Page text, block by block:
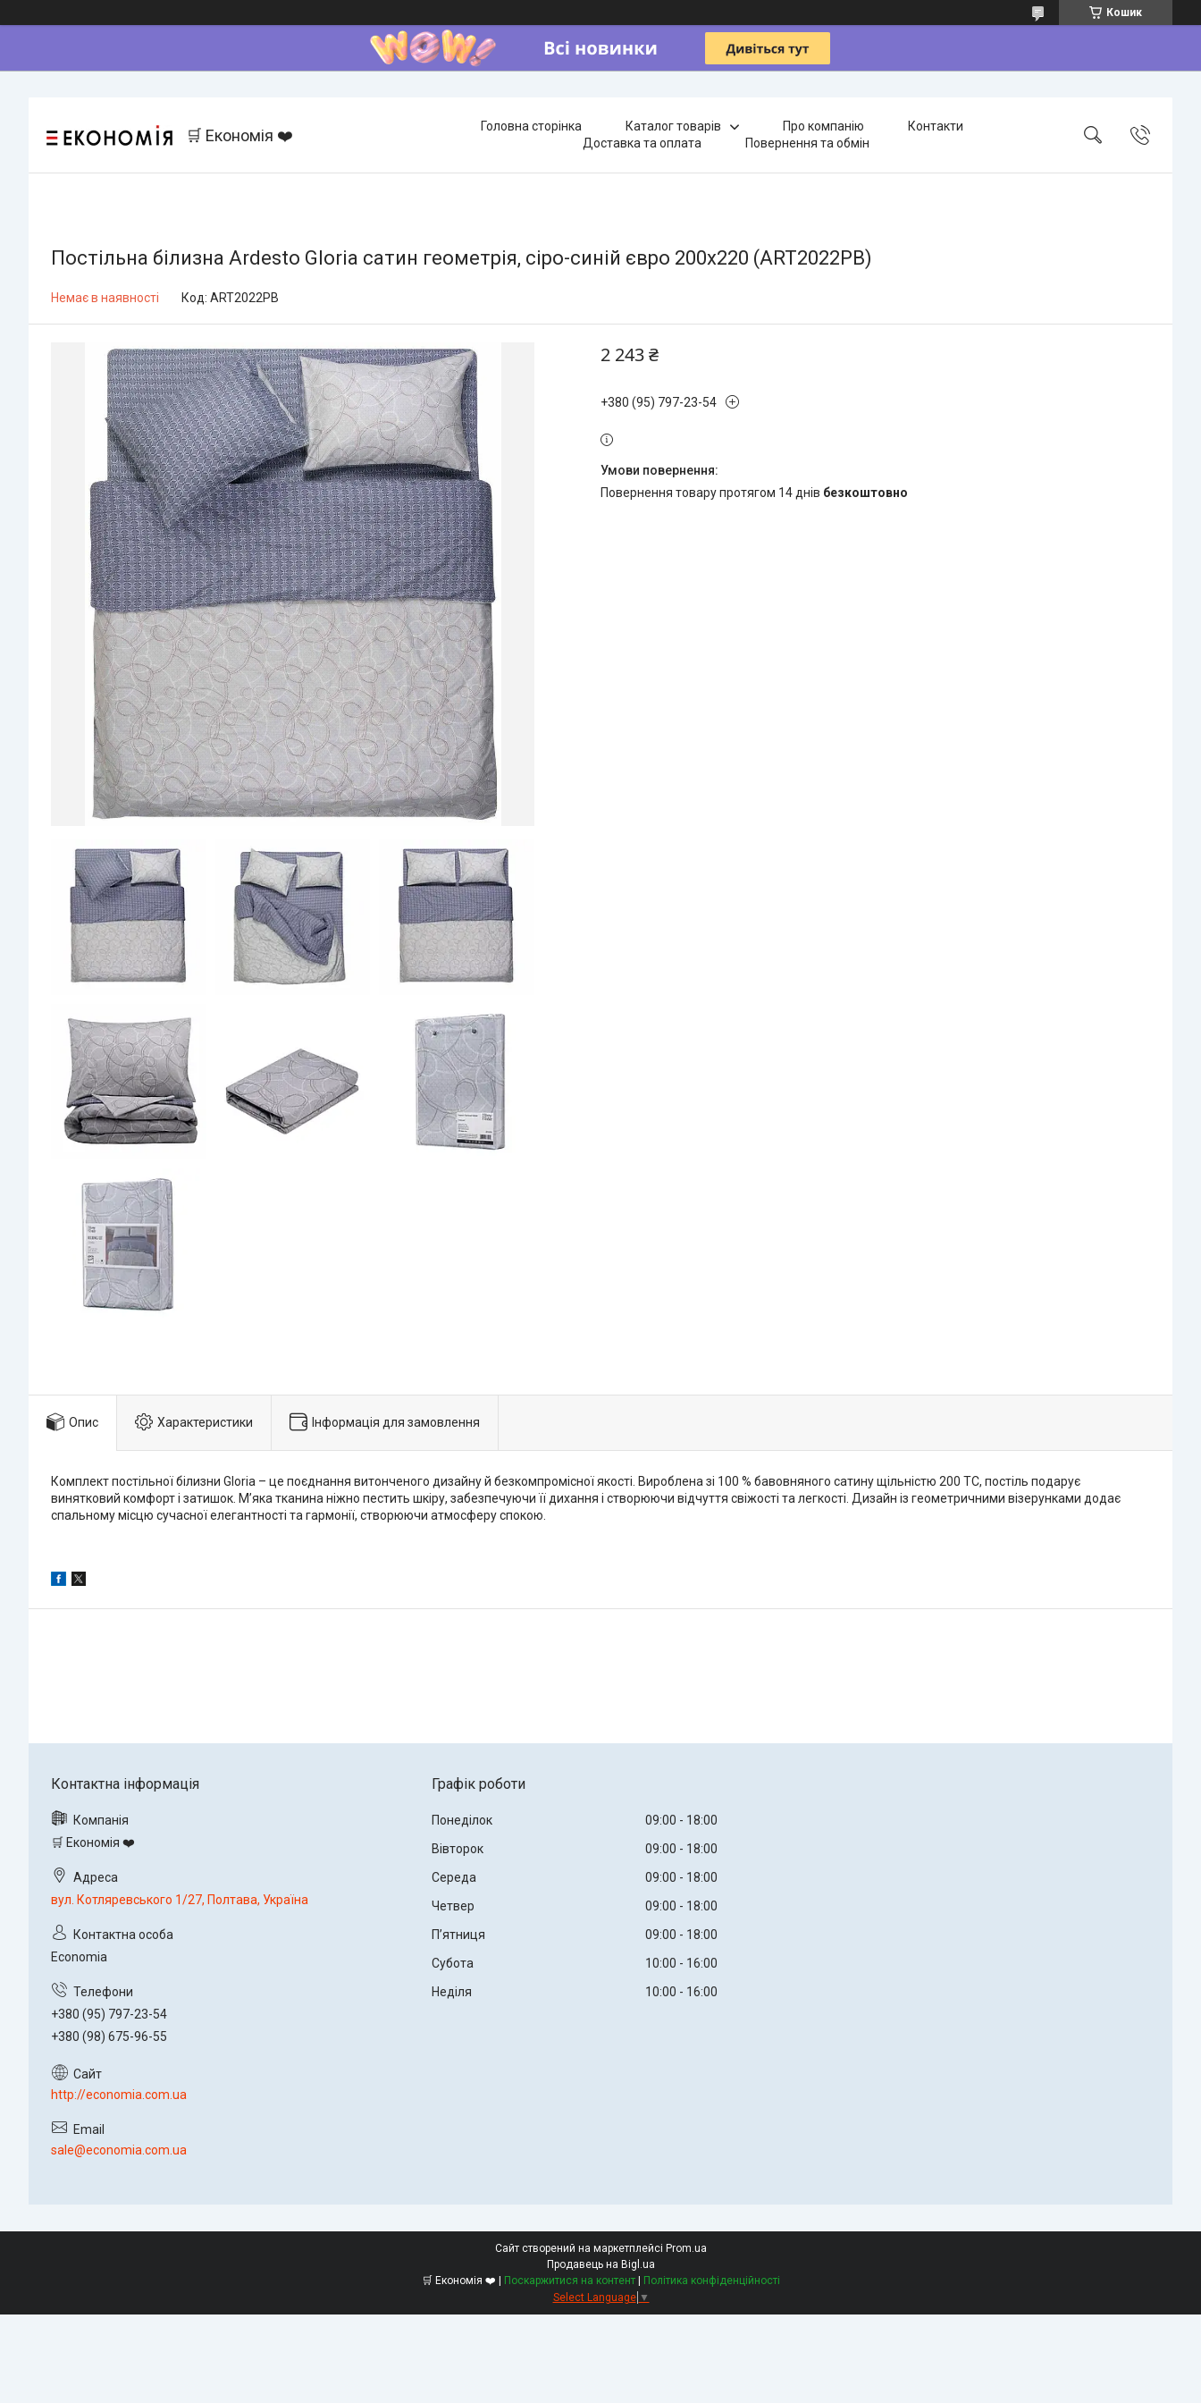
Кошик
🛒 Економія ❤️ Головна сторінка Каталог товарів Про компанію
Контакти
Доставка та оплата
Повернення та обмін
Постільна білизна Ardesto Gloria сатин геометрія, сіро-синій євро 200х220 (ART2022PB)
Немає в наявності Код: ART2022PB
2 243 ₴
+380 (95) 797-23-54
повернення товару протягом 14 днів безкоштовно
Опис Характеристики Інформація для замовлення
Комплект постільної білизни Gloria – це поєднання витонченого дизайну й безкомпромісної якості. Вироблена зі 100 % бавовняного сатину щільністю 200 ТС, постіль подарує
винятковий комфорт і затишок. М’яка тканина ніжно пестить шкіру, забезпечуючи її дихання і створюючи відчуття свіжості та легкості. Дизайн із геометричними візерунками додає
спальному місцю сучасної елегантності та гармонії, створюючи атмосферу спокою.
🛒 Економія ❤️
вул. Котляревського 1/27, Полтава, Україна
Economia
+380 (95) 797-23-54
+380 (98) 675-96-55
http://economia.com.ua
sale@economia.com.ua
Графік роботи
Понеділок 09:00
18:00
Вівторок
09:00
18:00
Середа
09:00
18:00
Четвер
09:00
18:00
Пʼятниця
09:00
18:00
Субота
10:00
16:00
Неділя
10:00 16:00
Сайт створений на маркетплейсі Prom.ua
Продавець на Bigl.ua
Поскаржитися на контент
Політика конфіденційності
Select Language ▼